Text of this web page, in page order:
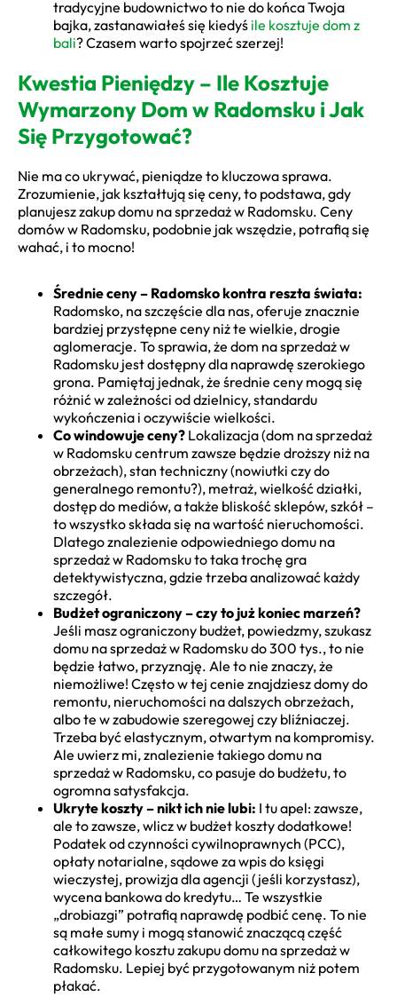
tradycyjne budownictwo to nie do końca Twoja
bajka, zastanawiałeś się kiedyś ile kosztuje dom z
bali? Czasem warto spojrzeć szerzej!
Kwestia Pieniędzy – Ile Kosztuje
Wymarzony Dom w Radomsku i Jak
Się Przygotować?
Nie ma co ukrywać, pieniądze to kluczowa sprawa.
Zrozumienie, jak kształtują się ceny, to podstawa, gdy
planujesz zakup domu na sprzedaż w Radomsku. Ceny
domów w Radomsku, podobnie jak wszędzie, potrafią się
wahać, i to mocno!
Średnie ceny – Radomsko kontra reszta świata:
Radomsko, na szczęście dla nas, oferuje znacznie
bardziej przystępne ceny niż te wielkie, drogie
aglomeracje. To sprawia, że dom na sprzedaż w
Radomsku jest dostępny dla naprawdę szerokiego
grona. Pamiętaj jednak, że średnie ceny mogą się
różnić w zależności od dzielnicy, standardu
wykończenia i oczywiście wielkości.
Co windowuje ceny? Lokalizacja (dom na sprzedaż
w Radomsku centrum zawsze będzie droższy niż na
obrzeżach), stan techniczny (nowiutki czy do
generalnego remontu?), metraż, wielkość działki,
dostęp do mediów, a także bliskość sklepów, szkół –
to wszystko składa się na wartość nieruchomości.
Dlatego znalezienie odpowiedniego domu na
sprzedaż w Radomsku to taka trochę gra
detektywistyczna, gdzie trzeba analizować każdy
szczegół.
Budżet ograniczony – czy to już koniec marzeń?
Jeśli masz ograniczony budżet, powiedzmy, szukasz
domu na sprzedaż w Radomsku do 300 tys., to nie
będzie łatwo, przyznaję. Ale to nie znaczy, że
niemożliwe! Często w tej cenie znajdziesz domy do
remontu, nieruchomości na dalszych obrzeżach,
albo te w zabudowie szeregowej czy bliźniaczej.
Trzeba być elastycznym, otwartym na kompromisy.
Ale uwierz mi, znalezienie takiego domu na
sprzedaż w Radomsku, co pasuje do budżetu, to
ogromna satysfakcja.
Ukryte koszty – nikt ich nie lubi: I tu apel: zawsze,
ale to zawsze, wlicz w budżet koszty dodatkowe!
Podatek od czynności cywilnoprawnych (PCC),
opłaty notarialne, sądowe za wpis do księgi
wieczystej, prowizja dla agencji (jeśli korzystasz),
wycena bankowa do kredytu… Te wszystkie
„drobiazgi” potrafią naprawdę podbić cenę. To nie
są małe sumy i mogą stanowić znaczącą część
całkowitego kosztu zakupu domu na sprzedaż w
Radomsku. Lepiej być przygotowanym niż potem
płakać.